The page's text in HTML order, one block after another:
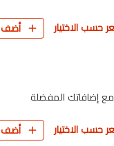
حسب الاختيار أضف
مع إضافاتك المفضلة
حسب الاختيار أضف